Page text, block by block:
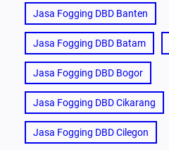
Jasa Fogging DBD Banten
Jasa Fogging DBD Batam
Jasa Fogging DBD Bogor
Jasa Fogging DBD Cikarang
Jasa Fogging DBD Cilegon